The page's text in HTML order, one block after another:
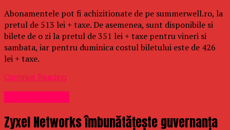
Abonamentele pot fi achizitionate de pe summerwell.ro, la
pretul de 513 lei + taxe. De asemenea, sunt disponibile si
bilete de o zi la pretul de 351 lei + taxe pentru vineri si
sambata, iar pentru duminica costul biletului este de 426
lei + taxe.
Continue Reading
Zyxel Networks îmbunătățește guvernanța